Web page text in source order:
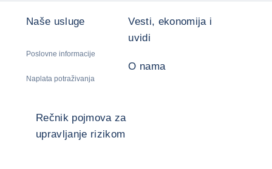
Naše usluge
Poslovne informacije
Naplata potraživanja
Vesti, ekonomija i
uvidi
O nama
Rečnik pojmova za
upravljanje rizikom